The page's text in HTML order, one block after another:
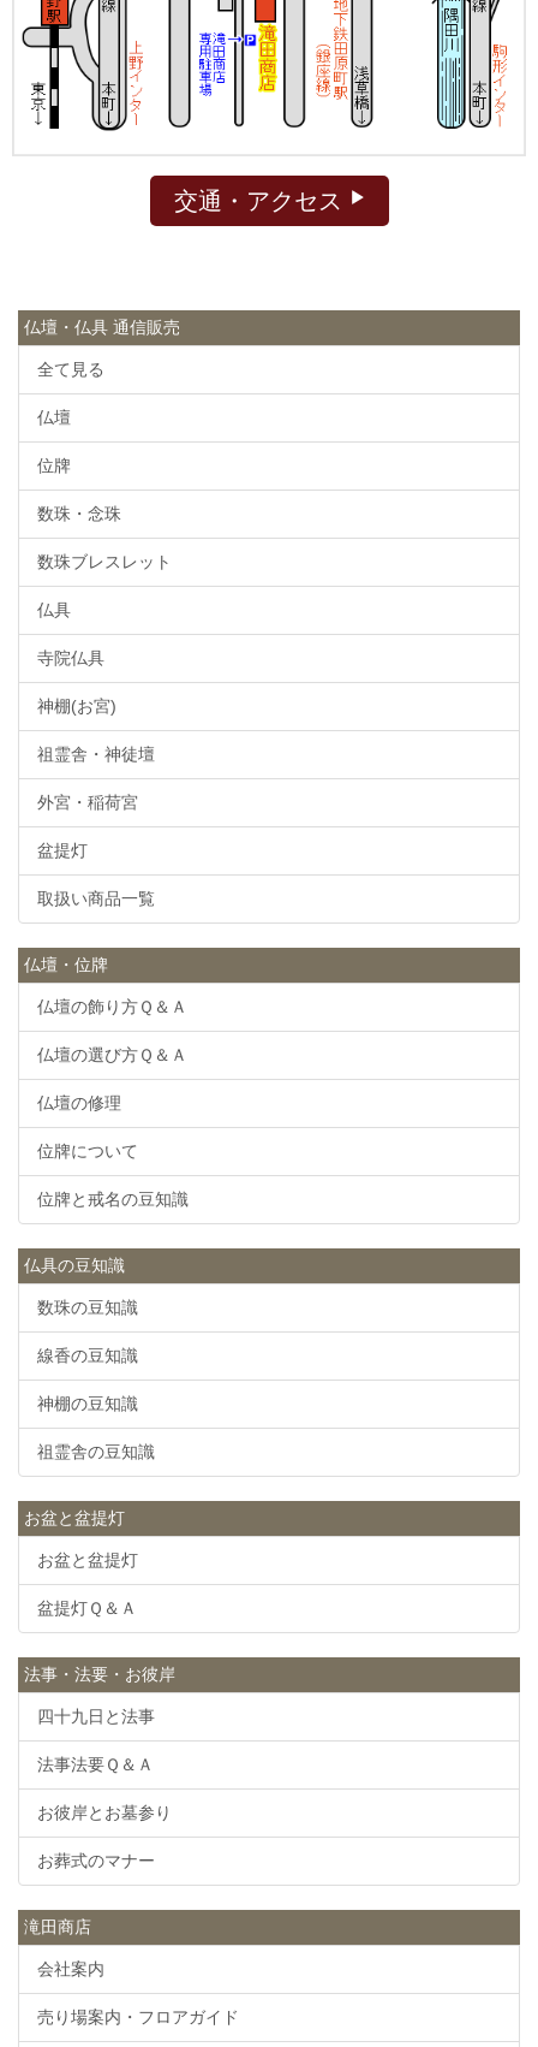
交通・アクセス
仏壇・仏具 通信販売
全て見る
仏壇
位牌
数珠・念珠
数珠ブレスレット
仏具
寺院仏具
神棚(お宮)
祖霊舎・神徒壇
外宮・稲荷宮
盆提灯
取扱い商品一覧
仏壇・位牌
仏壇の飾り方Ｑ＆Ａ
仏壇の選び方Ｑ＆Ａ
仏壇の修理
位牌について
位牌と戒名の豆知識
仏具の豆知識
数珠の豆知識
線香の豆知識
神棚の豆知識
祖霊舎の豆知識
お盆と盆提灯
お盆と盆提灯
盆提灯Ｑ＆Ａ
法事・法要・お彼岸
四十九日と法事
法事法要Ｑ＆Ａ
お彼岸とお墓参り
お葬式のマナー
滝田商店
会社案内
売り場案内・フロアガイド